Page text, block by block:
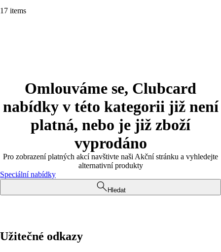
17 items
Omlouváme se, Clubcard
nabídky v této kategorii již není
platná, nebo je již zboží
vyprodáno
Pro zobrazení platných akcí navštivte naši Akční stránku a vyhledejte
alternativní produkty
Speciální nabídky
Hledat
Užitečné odkazy